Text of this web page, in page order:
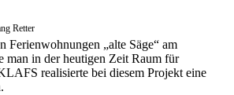
Retter
Ferienwohnungen „alte Säge“ am
man in der heutigen Zeit Raum für
realisierte bei diesem Projekt eine